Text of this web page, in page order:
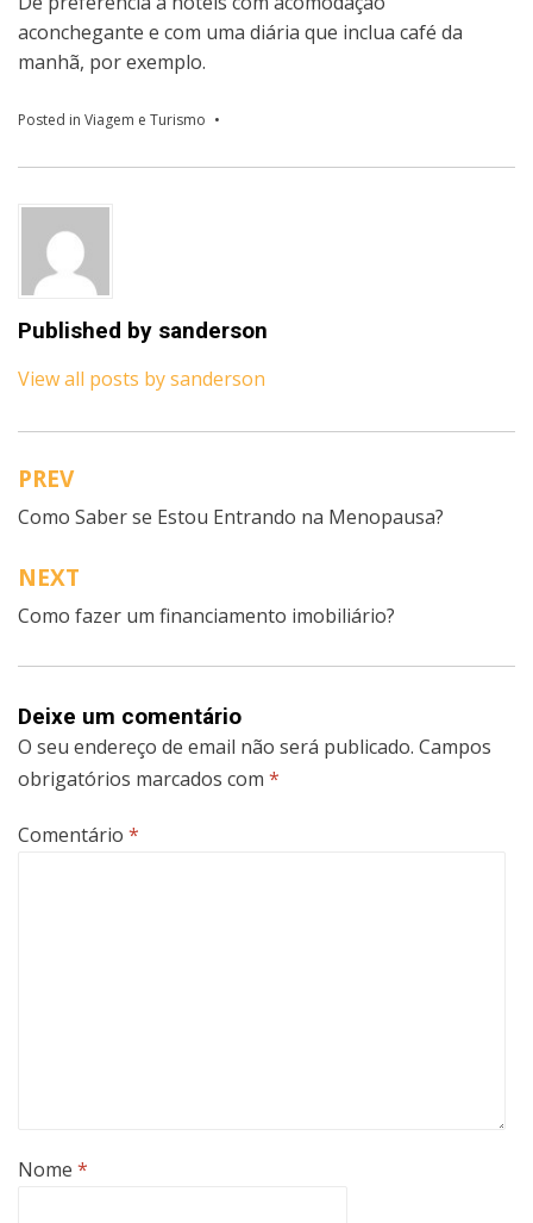
aconchegante e com uma diária que inclua café da
manhã, por exemplo.
Posted in Viagem e Turismo
Published by sanderson
View all posts by sanderson
Navegação
de
artigos
PREV
Como Saber se Estou Entrando na Menopausa?
NEXT
Como fazer um financiamento imobiliário?
Deixe um comentário
O seu endereço de email não será publicado. Campos
obrigatórios marcados com *
Comentário *
Nome *